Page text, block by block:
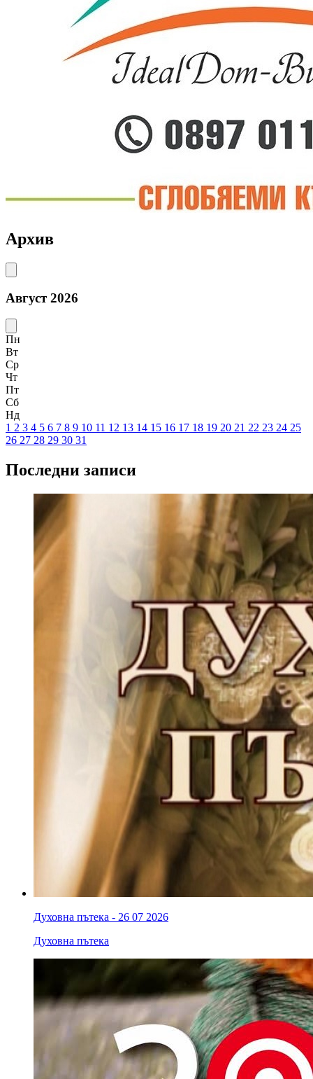
Архив
Август 2026
Пн
Вт
Ср
Чт
Пт
Сб
Нд
1 2 3 4 5 6 7 8 9 10 11 12 13 14 15 16 17 18 19 20 21 22 23 24 25
26 27 28 29 30 31
Последни записи
Духовна пътека - 26 07 2026
Духовна пътека